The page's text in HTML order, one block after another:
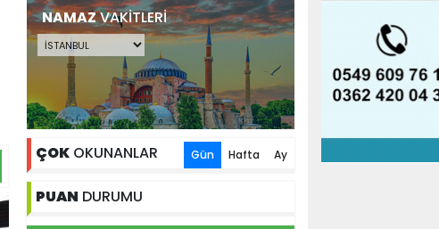
NAMAZVAKİTLERİ
ÇOK OKUNANLAR Gün Hafta Ay
PUAN DURUMU